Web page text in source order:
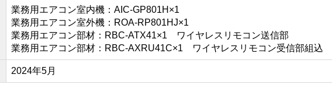
業務用エアコン室内機：AIC-GP801H×1
業務用エアコン室外機：ROA-RP801HJ×1
業務用エアコン部材：RBC-ATX41×1 ワイヤレスリモコン送信部
業務用エアコン部材：RBC-AXRU41C×1 ワイヤレスリモコン受信部組込
2024年5月